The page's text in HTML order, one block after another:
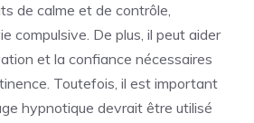
de calme et de contrôle,
compulsive. De plus, il peut aider
et la confiance nécessaires
Toutefois, il est important
hypnotique devrait être utilisé